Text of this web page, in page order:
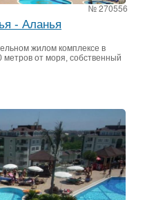
№ 270556
- Аланья
жилом комплексе в
метров от моря, собственный